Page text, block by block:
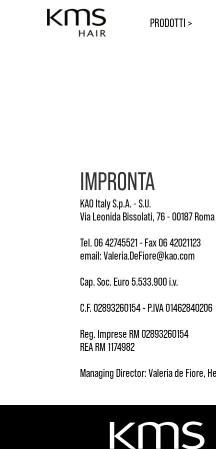
PRODOTTI >
IMPRONTA
KAO Italy S.p.A. - S.U.
Via Leonida Bissolati, 76 - 00187 Roma
Tel. 06 42745521 - Fax 06 42021123
email: Valeria.DeFiore@kao.com
Cap. Soc. Euro 5.533.900 i.v.
C.F. 02893260154 - P.IVA 01462840206
Reg. Imprese RM 02893260154
REA RM 1174982
Managing Director: Valeria de Fiore,